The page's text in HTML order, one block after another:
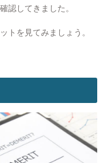
認してきました。
トを見てみましょう。